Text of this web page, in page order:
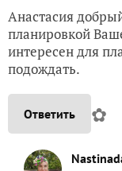
Анастасия
планировкой
интересен для
подождать.
Ответить ✿